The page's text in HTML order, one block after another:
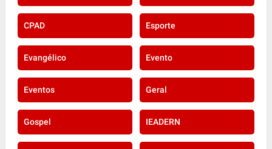
CPAD Esporte
Evangélico Evento
Eventos Geral
Gospel IEADERN